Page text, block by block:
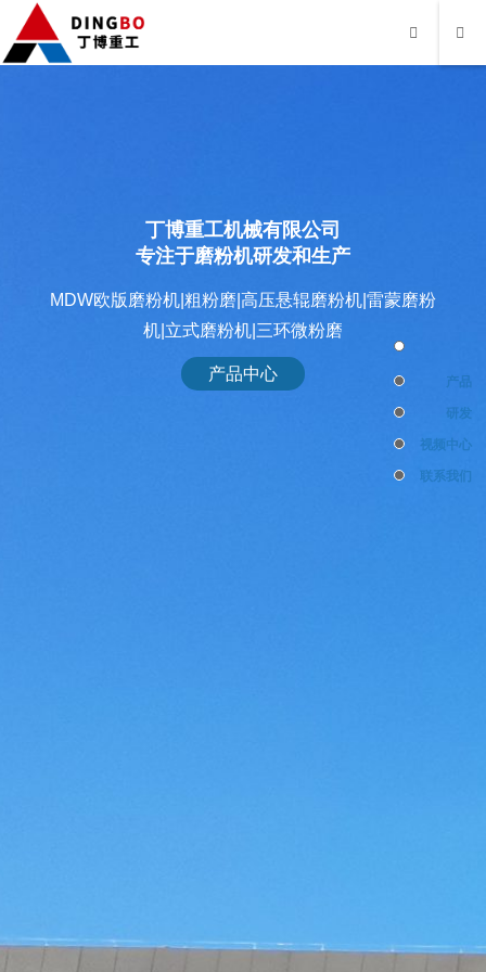
丁博重工机械有限公司
专注于磨粉机研发和生产
MDW欧版磨粉机|粗粉磨|高压悬辊磨粉机|雷蒙磨粉
机|立式磨粉机|三环微粉磨
产品中心 产品
研发
视频中心
联系我们